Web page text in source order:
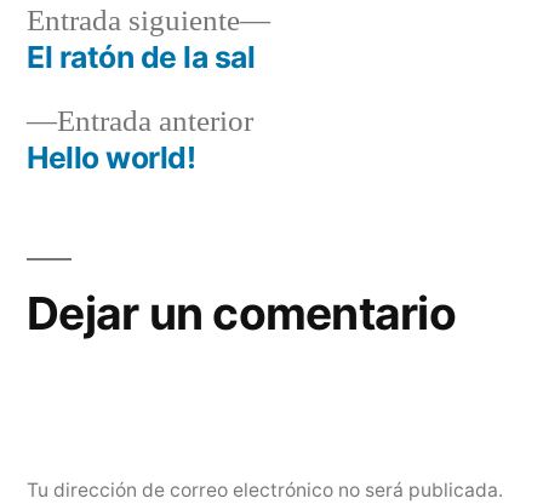
Navegación
deEntrada anteriorEntrada
Hello world!
Entrada siguiente
Entrada
El ratón de la sal
Dejar un comentario
Tu dirección de correo electrónico no será publicada.